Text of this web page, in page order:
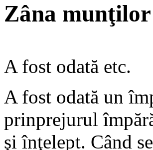
Zâna munţilor
A fost odată etc.
A fost odată un
prinprejurul
şi înţelept. Când